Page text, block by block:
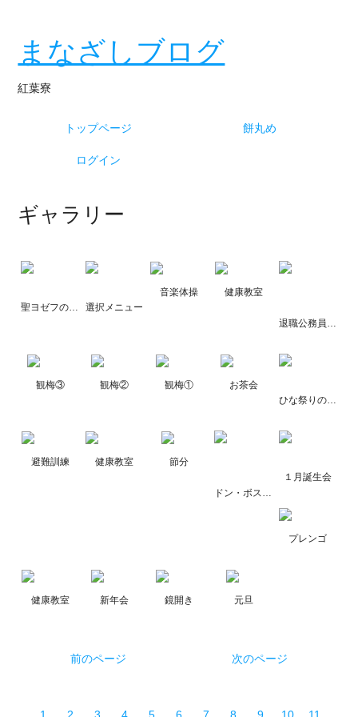
まなざしブログ
紅葉寮
トップページ 餅丸め
ログイン
ギャラリー
選択メニュー
音楽体操 健康教室
観梅③ 観梅② 観梅①
お茶会
ひな祭りの昼食
避難訓練 健康教室 節分
１月誕生会
プレンゴ
健康教室 新年会 鏡開き 元旦
前のページ 次のページ